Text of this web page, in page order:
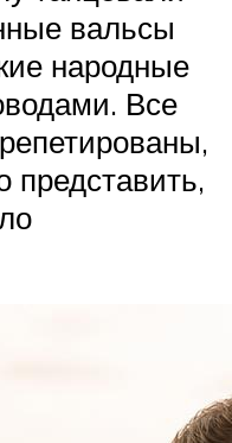
вальсы
народные
Все
представить,